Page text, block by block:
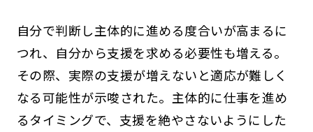
自分で判断し主体的に進める度合いが高まるに
つれ、自分から支援を求める必要性も増える。
その際、実際の支援が増えないと適応が難しく
なる可能性が示唆された。主体的に仕事を進め
るタイミングで、支援を絶やさないようにした